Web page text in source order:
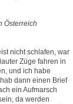
Österreich
nicht schlafen, war
Züge fahren in
und ich habe
dann einen Brief
ein Aufmarsch
da werden